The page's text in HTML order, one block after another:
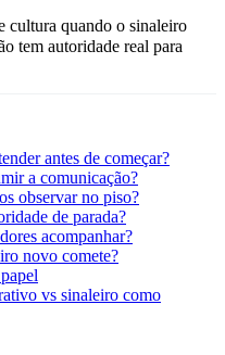
cultura quando o sinaleiro
tem autoridade real para
antes de começar?
a comunicação?
observar no piso?
de parada?
acompanhar?
novo comete?
vs sinaleiro como